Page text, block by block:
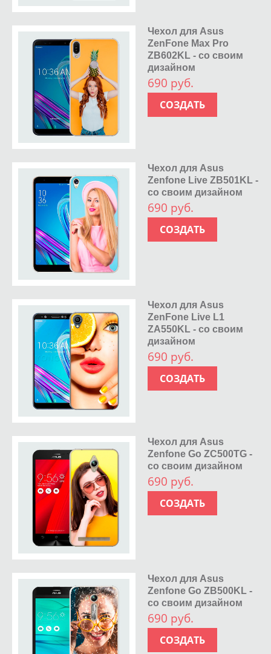
Чехол для Asus
ZenFone Max Pro
ZB602KL - со своим
дизайном
690 руб.
СОЗДАТЬ
Чехол для Asus
Zenfone Live ZB501KL -
со своим дизайном
690 руб.
СОЗДАТЬ
Чехол для Asus
ZenFone Live L1
ZA550KL - со своим
дизайном
690 руб.
СОЗДАТЬ
Чехол для Asus
Zenfone Go ZC500TG -
со своим дизайном
690 руб.
СОЗДАТЬ
Чехол для Asus
Zenfone Go ZB500KL -
со своим дизайном
690 руб.
СОЗДАТЬ